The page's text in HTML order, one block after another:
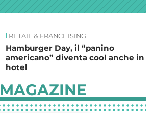
RETAIL & FRANCHISING
Hamburger Day, il “panino
americano” diventa cool anche in
hotel
MAGAZINE